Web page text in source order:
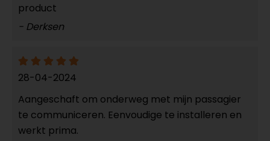
product
- Derksen
28-04-2024
Aangeschaft om onderweg met mijn passagier
te communiceren. Eenvoudige te installeren en
werkt prima.